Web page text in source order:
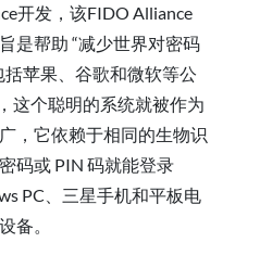
开发，该FIDO Alliance
是帮助 “减少世界对密码
苹果、谷歌和微软等公
这个聪明的系统就被作为
，它依赖于相同的生物识
码或 PIN 码就能登录
PC、三星手机和平板电
备。